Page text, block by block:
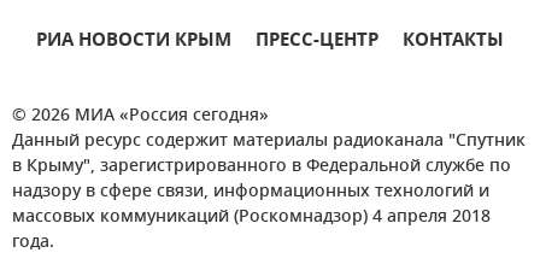
РИА НОВОСТИ КРЫМ ПРЕСС-ЦЕНТР КОНТАКТЫ
© 2026 МИА «Россия сегодня»
Данный ресурс содержит материалы радиоканала "Спутник
в Крыму", зарегистрированного в Федеральной службе по
надзору в сфере связи, информационных технологий и
массовых коммуникаций (Роскомнадзор) 4 апреля 2018
года.